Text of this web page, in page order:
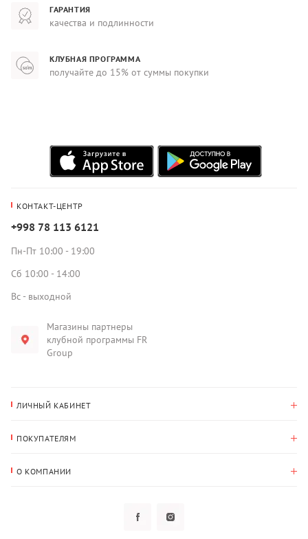
ГАРАНТИЯ
качества и подлинности
КЛУБНАЯ ПРОГРАММА
получайте до 15% от суммы покупки
КОНТАКТ-ЦЕНТР
+998 78 113 6121
Пн-Пт 10:00 - 19:00
Сб 10:00 - 14:00
Вс - выходной
Магазины партнеры
клубной программы FR
Group
ЛИЧНЫЙ КАБИНЕТ
Адрес для доставки
ПОКУПАТЕЛЯМ
О КОМПАНИИ
Политика конфиденциальности